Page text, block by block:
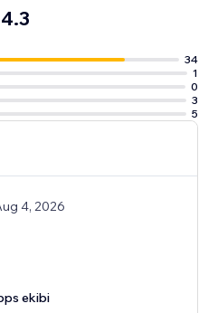
34
1
0
3
5
4, 2026
ekibi